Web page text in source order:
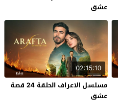
عشق
02:15:10
مسلسل الاعراف الحلقة 24 قصة
عشق